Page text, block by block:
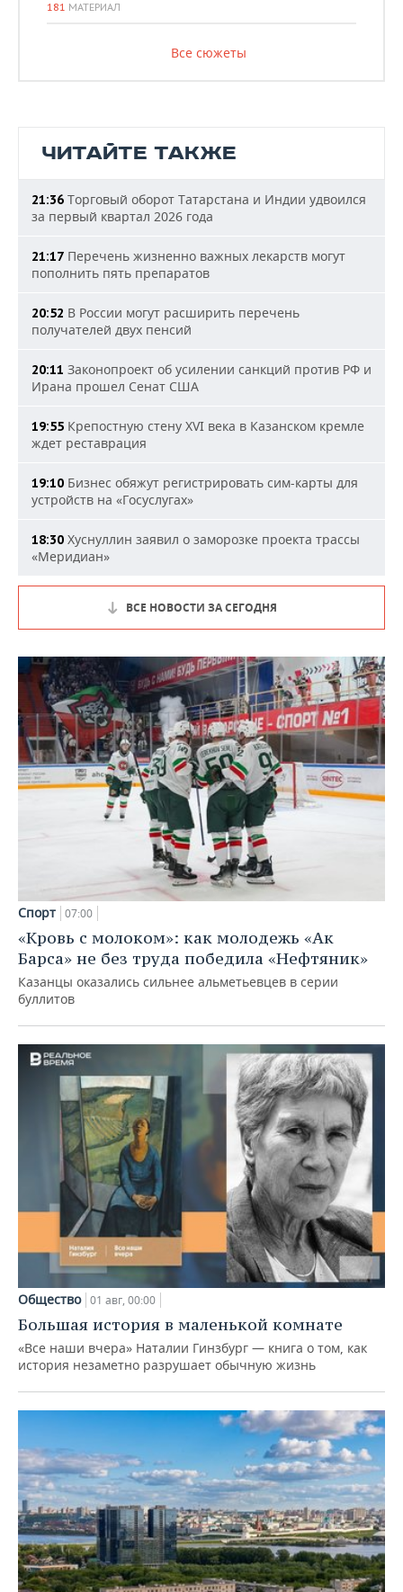
181 МАТЕРИАЛ
Все сюжеты
ЧИТАЙТЕ ТАКЖЕ
21:36 Торговый оборот Татарстана и Индии удвоился
за первый квартал 2026 года
21:17 Перечень жизненно важных лекарств могут
пополнить пять препаратов
20:52 В России могут расширить перечень
получателей двух пенсий
20:11 Законопроект об усилении санкций против РФ и
Ирана прошел Сенат США
19:55 Крепостную стену XVI века в Казанском кремле
ждет реставрация
19:10 Бизнес обяжут регистрировать сим-карты для
устройств на «Госуслугах»
18:30 Хуснуллин заявил о заморозке проекта трассы
«Меридиан»
ВСЕ НОВОСТИ ЗА СЕГОДНЯ
Спорт 07:00
«Кровь с молоком»: как молодежь «Ак
Барса» не без труда победила «Нефтяник»
Казанцы оказались сильнее альметьевцев в серии
буллитов
Общество 01 авг, 00:00
Большая история в маленькой комнате
«Все наши вчера» Наталии Гинзбург — книга о том, как
история незаметно разрушает обычную жизнь